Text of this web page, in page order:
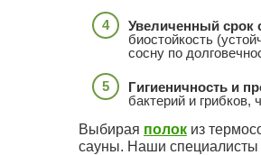
Увеличенный срок
биостойкость
сосну по
Гигиеничность и
бактерий и грибков,
Выбирая полок из
сауны. Наши специалисты